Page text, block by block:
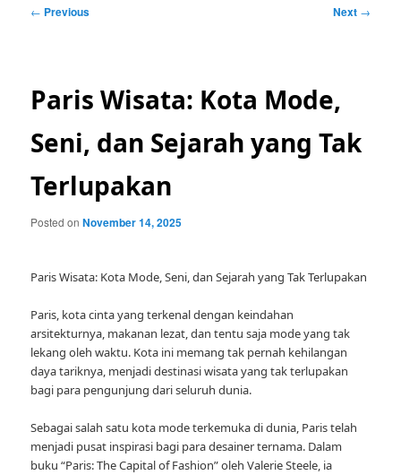
Post
← Previous Next →
Paris Wisata: Kota Mode,
Seni, dan Sejarah yang Tak
Terlupakan
Posted onNovember 14, 2025
Paris Wisata: Kota Mode, Seni, dan Sejarah yang Tak Terlupakan
Paris, kota cinta yang terkenal dengan keindahan
arsitekturnya, makanan lezat, dan tentu saja mode yang tak
lekang oleh waktu. Kota ini memang tak pernah kehilangan
daya tariknya, menjadi destinasi wisata yang tak terlupakan
bagi para pengunjung dari seluruh dunia.
Sebagai salah satu kota mode terkemuka di dunia, Paris telah
menjadi pusat inspirasi bagi para desainer ternama. Dalam
buku “Paris: The Capital of Fashion” oleh Valerie Steele, ia